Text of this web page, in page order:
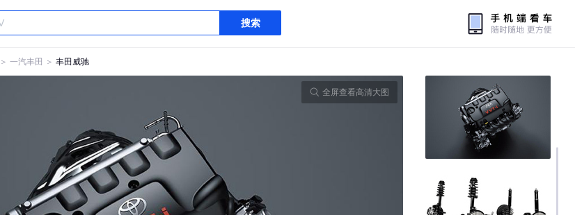
搜索
＞ 一汽丰田 ＞ 丰田威驰
全屏查看高清大图